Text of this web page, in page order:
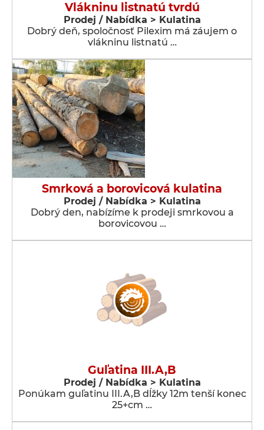
Vlákninu listnatú tvrdú
Prodej / Nabídka > Kulatina
Dobrý deň, spoločnosť Pilexim má záujem o
vlákninu listnatú …
Smrková a borovicová kulatina
Prodej / Nabídka > Kulatina
Dobrý den, nabízíme k prodeji smrkovou a
borovicovou …
Guľatina III.A,B
Prodej / Nabídka > Kulatina
Ponúkam guľatinu III.A,B dĺžky 12m tenší konec
25+cm …